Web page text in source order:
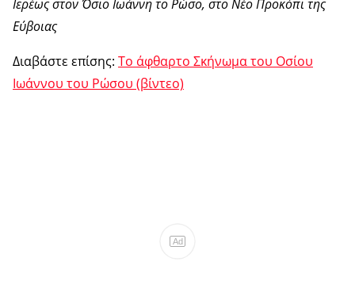
Ιερέως στον Όσιο Ιωάννη το Ρώσο, στο Νέο Προκόπι της
Εύβοιας
Διαβάστε επίσης: Το άφθαρτο Σκήνωμα του Οσίου
Ιωάννου του Ρώσου (βίντεο)
Ad